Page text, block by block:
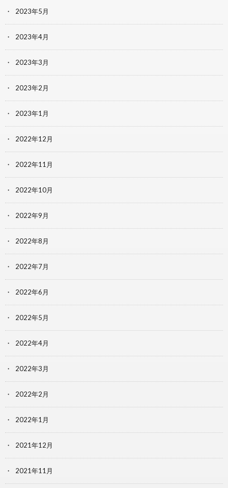
2023年5月
2023年4月
2023年3月
2023年2月
2023年1月
2022年12月
2022年11月
2022年10月
2022年9月
2022年8月
2022年7月
2022年6月
2022年5月
2022年4月
2022年3月
2022年2月
2022年1月
2021年12月
2021年11月